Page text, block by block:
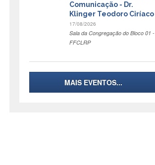
Comunicação - Dr.
Klinger Teodoro Ciríaco
17/08/2026
Sala da Congregação do Bloco 01 -
FFCLRP
MAIS EVENTOS...